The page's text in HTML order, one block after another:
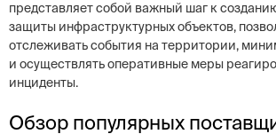
представляет собой важный шаг к
защиты инфраструктурных объектов,
отслеживать события на территории,
и осуществлять оперативные меры
инциденты.
Обзор популярных